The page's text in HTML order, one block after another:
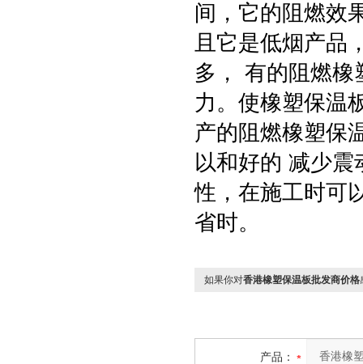
间，它的阻燃效
且它是低烟产品
多， 有的阻燃
力。使橡塑保温
产的阻燃橡塑保
以和好的 减少震
性，在施工时可
省时。
如果你对香港橡塑保温板批发商价格
产品：